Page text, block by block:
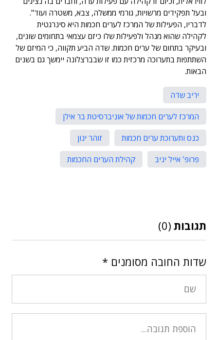
ובעל תפקידים מרשויות, גורמי ממשלה, צבא, משטרה ועוד".
לדבריו, הפעילות של המרכז לערים חכמות היא סינרגטית
לקהילה שהוא מנהל ולפעילות שלו כיזם עצמאי בתחומים שונים,
ובעיקר בתחום של ערים חכמות. שדה הביע תקווה, כי המיזם של
השתתפות בתערוכה מרכזית כמו זו שבברצלונה יימשך גם בשנים
הבאות.
יריב שדה
המרכז לערים חכמות של אוניברסיטת בר אילן
כנס ותערוכת ערים חכמות
זוהר ינון
פרופ' אייל יניב
קהילת הערים החכמות
תגובות (0)
שדות החובה מסומנים *